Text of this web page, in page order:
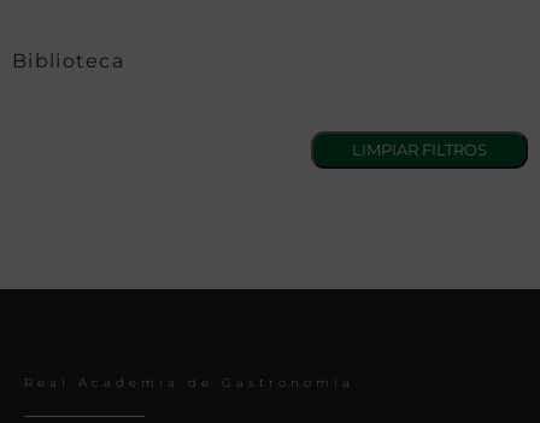
Biblioteca
Real Academia de Gastronomía